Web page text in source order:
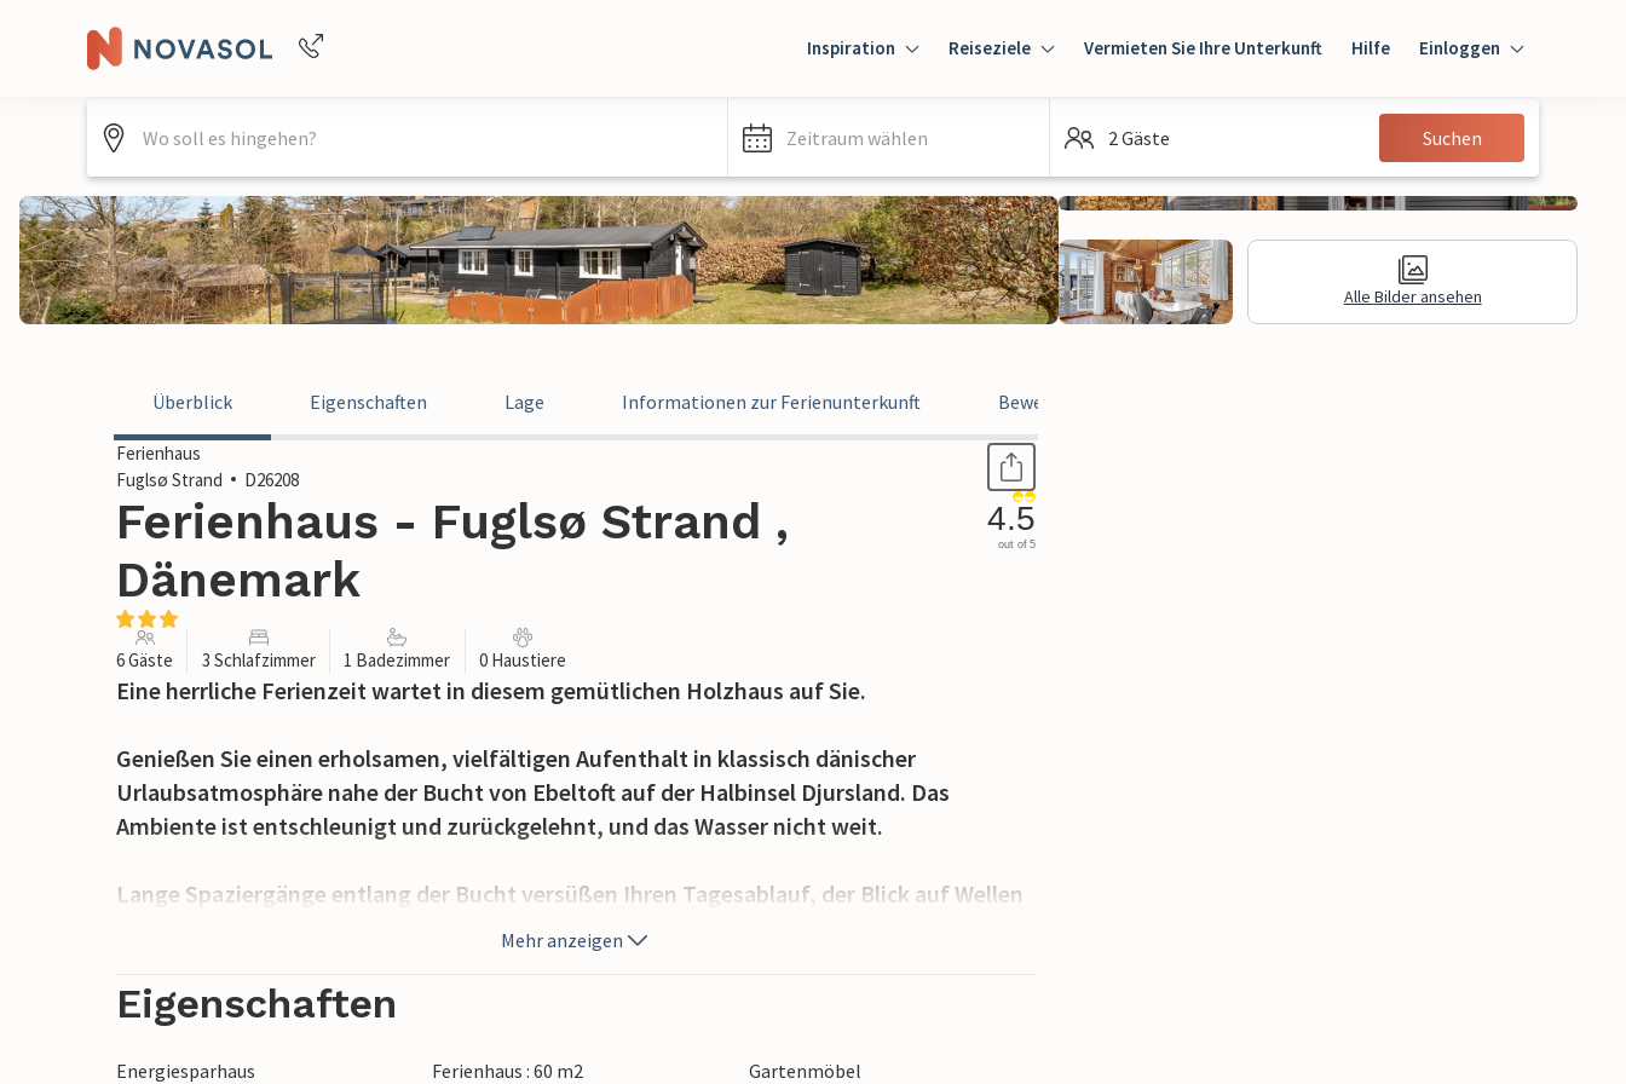
+4940688715475
Inspiration Reiseziele Vermieten Sie Ihre Unterkunft Hilfe Einloggen
Einloggen
Gast
Zeitraum wählen 2 Gäste Suchen
Alle Bilder ansehen
Überblick Eigenschaften Lage Informationen zur Ferienunterkunft Bewertungen
Ferienhaus
Fuglsø Strand
D26208
Ferienhaus - Fuglsø Strand ,
Dänemark
4.5
out of 5
6 Gäste 3 Schlafzimmer 1 Badezimmer 0 Haustiere
Eine herrliche Ferienzeit wartet in diesem gemütlichen Holzhaus auf Sie.
Genießen Sie einen erholsamen, vielfältigen Aufenthalt in klassisch dänischer
Urlaubsatmosphäre nahe der Bucht von Ebeltoft auf der Halbinsel Djursland. Das
Ambiente ist entschleunigt und zurückgelehnt, und das Wasser nicht weit.
Lange Spaziergänge entlang der Bucht versüßen Ihren Tagesablauf, der Blick auf Wellen
und Horizont ermöglichen Ihnen ein schönes Abschalten vom Alltag. Strände mit tollen
Bademöglichkeiten liegen direkt vor Ihrer Haustür, außerdem sind der Besuch des
Karpenhøj Naturcenters, von Aarhus, dem Nationalpark Mols Bjerge, der Wälder der
Halbinsel oder der Strände im Osten wärmstens zu empfehlen.
Mehr anzeigen
Eigenschaften
Energiesparhaus Ferienhaus : 60 m2
Gartenmöbel